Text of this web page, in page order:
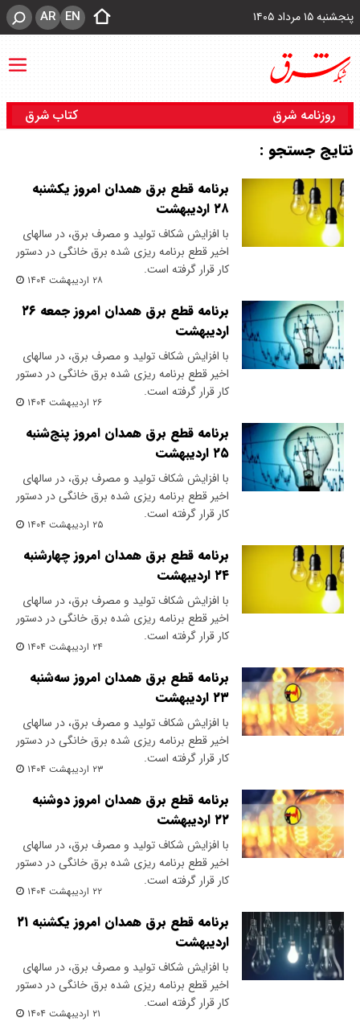
پنجشنبه ۱۵ مرداد ۱۴۰۵ EN
AR
روزنامه شرق کتاب شرق
نتایج جستجو :
برنامه قطع برق همدان امروز یکشنبه
۲۸ اردیبهشت
با افزایش شکاف تولید و مصرف برق، در سالهای
اخیر قطع برنامه ریزی شده برق خانگی در دستور
کار قرار گرفته است.
۲۸ اردیبهشت ۱۴۰۴
برنامه قطع برق همدان امروز جمعه ۲۶
اردیبهشت
با افزایش شکاف تولید و مصرف برق، در سالهای
اخیر قطع برنامه ریزی شده برق خانگی در دستور
کار قرار گرفته است.
۲۶ اردیبهشت ۱۴۰۴
برنامه قطع برق همدان امروز پنج‌شنبه
۲۵ اردیبهشت
با افزایش شکاف تولید و مصرف برق، در سالهای
اخیر قطع برنامه ریزی شده برق خانگی در دستور
کار قرار گرفته است.
۲۵ اردیبهشت ۱۴۰۴
برنامه قطع برق همدان امروز چهارشنبه
۲۴ اردیبهشت
با افزایش شکاف تولید و مصرف برق، در سالهای
اخیر قطع برنامه ریزی شده برق خانگی در دستور
کار قرار گرفته است.
۲۴ اردیبهشت ۱۴۰۴
برنامه قطع برق همدان امروز سه‌شنبه
۲۳ اردیبهشت
با افزایش شکاف تولید و مصرف برق، در سالهای
اخیر قطع برنامه ریزی شده برق خانگی در دستور
کار قرار گرفته است.
۲۳ اردیبهشت ۱۴۰۴
برنامه قطع برق همدان امروز دوشنبه
۲۲ اردیبهشت
با افزایش شکاف تولید و مصرف برق، در سالهای
اخیر قطع برنامه ریزی شده برق خانگی در دستور
کار قرار گرفته است.
۲۲ اردیبهشت ۱۴۰۴
برنامه قطع برق همدان امروز یکشنبه ۲۱
اردیبهشت
با افزایش شکاف تولید و مصرف برق، در سالهای
اخیر قطع برنامه ریزی شده برق خانگی در دستور
کار قرار گرفته است.
۲۱ اردیبهشت ۱۴۰۴